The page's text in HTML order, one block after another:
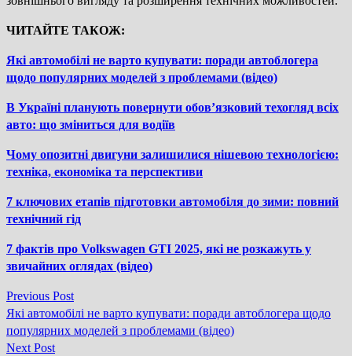
ЧИТАЙТЕ ТАКОЖ:
Які автомобілі не варто купувати: поради автоблогера
щодо популярних моделей з проблемами (відео)
В Україні планують повернути обов’язковий техогляд всіх
авто: що зміниться для водіїв
Чому опозитні двигуни залишилися нішевою технологією:
техніка, економіка та перспективи
7 ключових етапів підготовки автомобіля до зими: повний
технічний гід
7 фактів про Volkswagen GTI 2025, які не розкажуть у
звичайних оглядах (відео)
Навігація
записів
Previous PostPrevious
post:
Які автомобілі не варто купувати: поради автоблогера щодо
популярних моделей з проблемами (відео)
Next PostNext